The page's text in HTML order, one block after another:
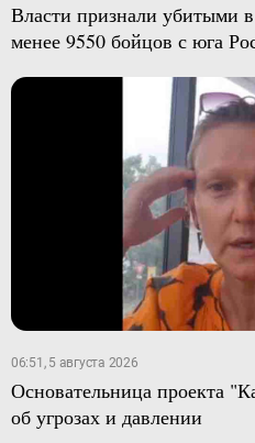
Власти признали убитыми
менее 9550 бойцов с юга
06:51, 5 августа 2026
Основательница проекта
об угрозах и давлении